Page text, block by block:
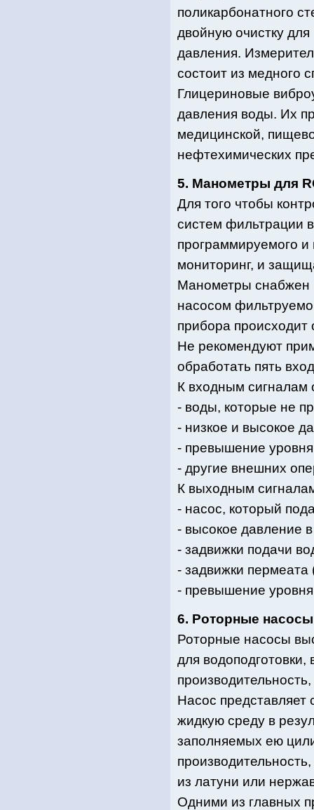
поликарбонатного
двойную очистку
давления.
состоит из медного
Глицериновые
давления воды. Их
медицинской,
нефтехимических
5. Манометры для
Для того чтобы
систем фильтрации
программируемого и
мониторинг, и
Манометры снабжен
насосом
прибора происходит
Не рекомендуют
обработать пять
К входным сигналам
- воды, которые не
- низкое и высокое
- превышение
- другие внешних
К выходным
- насос, который
- высокое давление
- задвижки подачи
- задвижки пермеата
- превышение
6. Роторные
Роторные насосы
для
Насос
жидкую среду в
заполняемых ею
из латуни или
Одними из главных